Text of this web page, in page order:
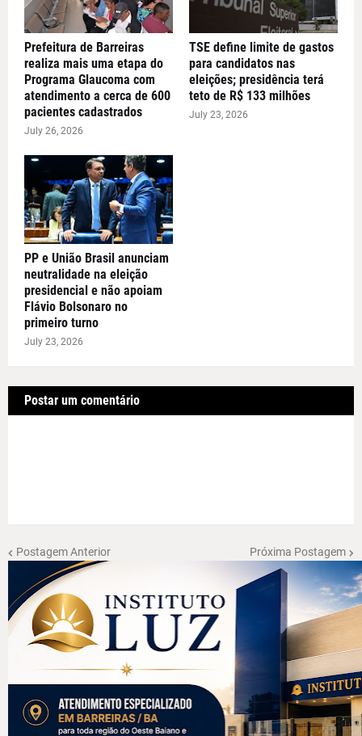
Prefeitura de Barreiras
realiza mais uma etapa do
Programa Glaucoma com
atendimento a cerca de 600
pacientes cadastrados
July 26, 2026
TSE define limite de gastos
para candidatos nas
eleições; presidência terá
teto de R$ 133 milhões
July 23, 2026
PP e União Brasil anunciam
neutralidade na eleição
presidencial e não apoiam
Flávio Bolsonaro no
primeiro turno
July 23, 2026
Postar um comentário
Postagem Anterior Próxima Postagem